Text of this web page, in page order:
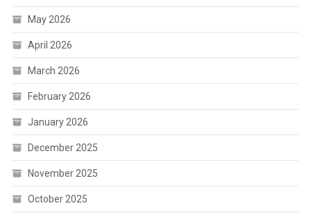
May 2026
April 2026
March 2026
February 2026
January 2026
December 2025
November 2025
October 2025